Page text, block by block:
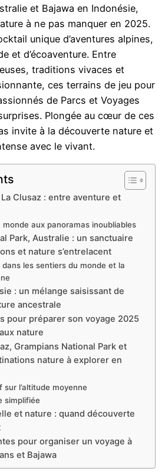
et Bajawa en Indonésie,
à ne pas manquer en 2025.
unique d’aventures alpines,
et d’écoaventure. Entre
traditions vivaces et
ces terrains de jeu pour
de Parcs et Voyages
Plongée au cœur de ces
invite à la découverte nature et
avec le vivant.
Clusaz : entre aventure et
monde aux panoramas inoubliables
Park, Australie : un sanctuaire
et nature s’entrelacent
dans les sentiers du monde et la
: un mélange saisissant de
ancestrale
pour préparer son voyage 2025
nature
Grampians National Park et
nature à explorer en
sur l’altitude moyenne
simplifiée
et nature : quand découverte
pour organiser un voyage à
et Bajawa